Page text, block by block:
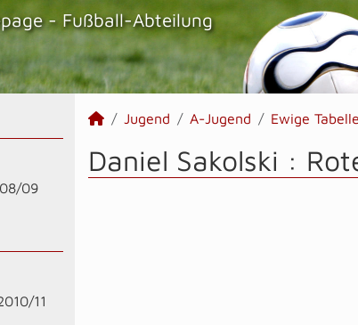
- Fußball-Abteilung
09
11
Jugend A-Jugend Ewige Tabelle
Daniel Sakolski :